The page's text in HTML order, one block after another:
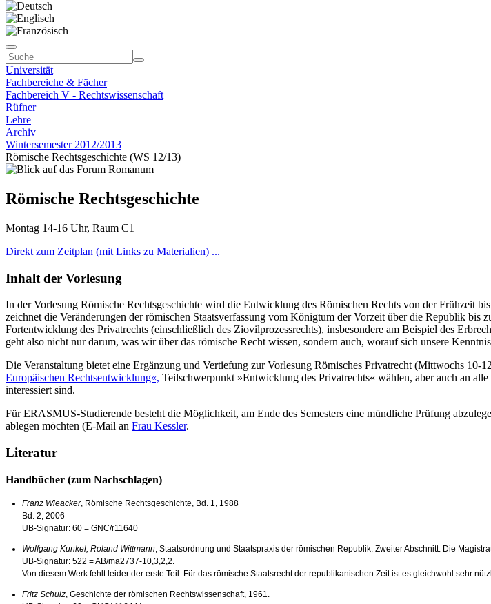
Universität
Fachbereiche & Fächer
Fachbereich V - Rechtswissenschaft
Rüfner
Lehre
Archiv
Wintersemester 2012/2013
Römische Rechtsgeschichte (WS 12/13)
Römische Rechtsgeschichte
Montag 14-16 Uhr, Raum C1
Direkt zum Zeitplan (mit Links zu Materialien) ...
Inhalt der Vorlesung
In der Vorlesung Römische Rechtsgeschichte wird die Entwicklung des Römischen Rechts von der Frühzeit
zeichnet die Veränderungen der römischen Staatsverfassung vom Königtum der Vorzeit über die Republik
Fortentwicklung des Privatrechts (einschließlich des Ziovilprozessrechts), insbesondere am Beispiel des
geht also nicht nur darum, was wir über das römische Recht wissen, sondern auch, worauf sich unsere
Die Veranstaltung bietet eine Ergänzung und Vertiefung zur Vorlesung Römisches Privatrecht (Mittwochs 10-
Europäischen Rechtsentwicklung«, Teilschwerpunkt »Entwicklung des Privatrechts« wählen, aber auch an
interessiert sind.
Für ERASMUS-Studierende besteht die Möglichkeit, am Ende des Semesters eine mündliche Prüfung
ablegen möchten (E-Mail an Frau Kessler.
Literatur
Handbücher (zum Nachschlagen)
Franz Wieacker, Römische Rechtsgeschichte, Bd. 1, 1988
Bd. 2, 2006
UB-Signatur: 60 = GNC/r11640
Wolfgang Kunkel, Roland Wittmann , Staatsordnung und Staatspraxis der römischen Republik. Zweiter Abschnitt. Die
UB-Signatur: 522 = AB/ma2737-10,3,2,2.
Von diesem Werk fehlt leider der erste Teil. Für das römische Staatsrecht der republikanischen Zeit ist es gleichwohl sehr
Fritz Schulz , Geschichte der römischen Rechtswissenschaft, 1961.